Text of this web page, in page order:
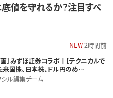
値を守れるか？注目すべ
NEW2時間前
画］みずほ証券コラボ┃【テクニカルで
米国株、日本株、ドル円のめ…
シル編集チーム